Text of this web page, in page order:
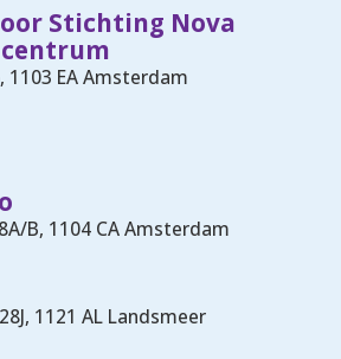
Stichting Nova
1103 EA Amsterdam
B, 1104 CA Amsterdam
1121 AL Landsmeer